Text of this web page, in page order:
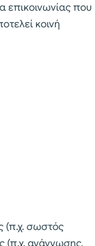
επικοινωνίας που
κοινή
(π.χ. σωστός
(π.χ. ανάγνωσης,